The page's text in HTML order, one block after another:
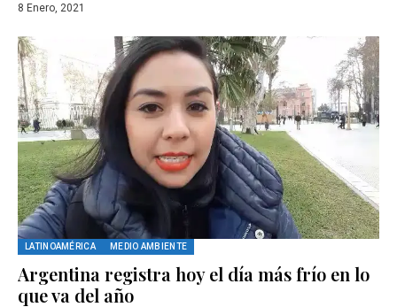
8 Enero, 2021
LATINOAMÉRICA MEDIO AMBIENTE
Argentina registra hoy el día más frío en lo
que va del año